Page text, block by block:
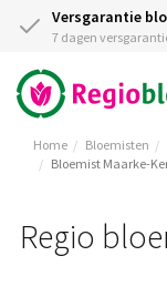
Versgarantie
7 dagen
Home Bloemisten
Bloemist Maarke-
Regio